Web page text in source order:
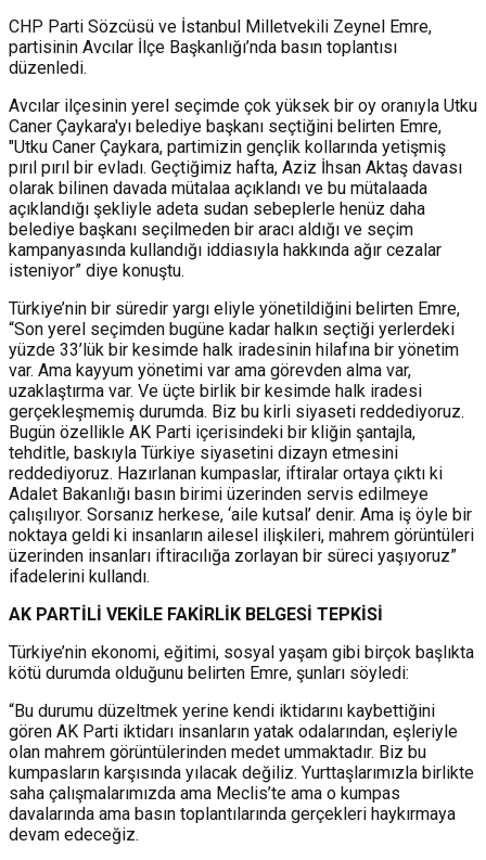
CHP Parti Sözcüsü ve İstanbul Milletvekili Zeynel Emre,
partisinin Avcılar İlçe Başkanlığı’nda basın toplantısı
düzenledi.
Avcılar ilçesinin yerel seçimde çok yüksek bir oy oranıyla Utku
Caner Çaykara'yı belediye başkanı seçtiğini belirten Emre,
"Utku Caner Çaykara, partimizin gençlik kollarında yetişmiş
pırıl pırıl bir evladı. Geçtiğimiz hafta, Aziz İhsan Aktaş davası
olarak bilinen davada mütalaa açıklandı ve bu mütalaada
açıklandığı şekliyle adeta sudan sebeplerle henüz daha
belediye başkanı seçilmeden bir aracı aldığı ve seçim
kampanyasında kullandığı iddiasıyla hakkında ağır cezalar
isteniyor” diye konuştu.
Türkiye’nin bir süredir yargı eliyle yönetildiğini belirten Emre,
“Son yerel seçimden bugüne kadar halkın seçtiği yerlerdeki
yüzde 33’lük bir kesimde halk iradesinin hilafına bir yönetim
var. Ama kayyum yönetimi var ama görevden alma var,
uzaklaştırma var. Ve üçte birlik bir kesimde halk iradesi
gerçekleşmemiş durumda. Biz bu kirli siyaseti reddediyoruz.
Bugün özellikle AK Parti içerisindeki bir kliğin şantajla,
tehditle, baskıyla Türkiye siyasetini dizayn etmesini
reddediyoruz. Hazırlanan kumpaslar, iftiralar ortaya çıktı ki
Adalet Bakanlığı basın birimi üzerinden servis edilmeye
çalışılıyor. Sorsanız herkese, ‘aile kutsal’ denir. Ama iş öyle bir
noktaya geldi ki insanların ailesel ilişkileri, mahrem görüntüleri
üzerinden insanları iftiracılığa zorlayan bir süreci yaşıyoruz”
ifadelerini kullandı.
AK PARTİLİ VEKİLE FAKİRLİK BELGESİ TEPKİSİ
Türkiye’nin ekonomi, eğitimi, sosyal yaşam gibi birçok başlıkta
kötü durumda olduğunu belirten Emre, şunları söyledi:
“Bu durumu düzeltmek yerine kendi iktidarını kaybettiğini
gören AK Parti iktidarı insanların yatak odalarından, eşleriyle
olan mahrem görüntülerinden medet ummaktadır. Biz bu
kumpasların karşısında yılacak değiliz. Yurttaşlarımızla birlikte
saha çalışmalarımızda ama Meclis’te ama o kumpas
davalarında ama basın toplantılarında gerçekleri haykırmaya
devam edeceğiz.